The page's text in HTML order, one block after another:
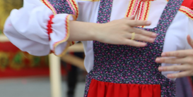
2023»
и разнообразнее. Наряду с
множество новых.